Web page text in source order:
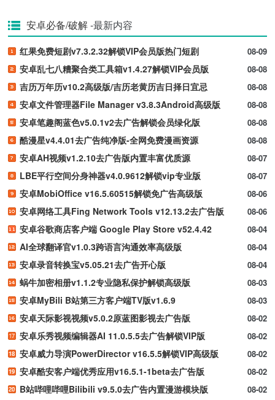
安卓必备/破解-最新内容
08-09
红果免费短剧v7.3.2.32解锁VIP会员版热门短剧
08-08
安卓乱七八糟聚合类工具箱v1.4.27解锁VIP会员版
08-08
吉历万年历v10.2高级版/吉历老黄历吉日择日宜忌
08-08
安卓文件管理器File Manager v3.8.3Android高级版
08-08
安卓笔趣阁蓝色v5.0.1v2去广告解锁会员绿化版
08-08
酷漫星v4.4.01去广告纯净版-全网免费漫画资源
08-07
安卓AH视频v1.2.10去广告版内置丰富优质源
08-07
LBE平行空间分身神器v4.0.9612解锁vip专业版
08-06
安卓MobiOffice v16.5.60515解锁免广告高级版
08-06
安卓网络工具Fing Network Tools v12.13.2去广告版
08-04
安卓谷歌商店客户端 Google Play Store v52.4.42
08-04
AI全球翻译官v1.0.3跨语言沟通效率高级版
08-04
安卓录音转换宝v5.05.21去广告开心版
08-03
蜗牛加密相册v1.1.2专业隐私保护解锁高级版
08-03
安卓MyBili B站第三方客户端TV版v1.6.9
08-02
安卓天际影视视频v5.0.2原蓝图影视去广告版
08-02
安卓乐秀视频编辑器AI 11.0.5.5去广告解锁VIP版
08-02
安卓威力导演PowerDirector v16.5.5解锁VIP高级版
08-02
安卓酷安客户端优秀应用v16.5.1-1beta去广告版
08-02
B站哔哩哔哩Bilibili v9.5.0去广告内置漫游模块版